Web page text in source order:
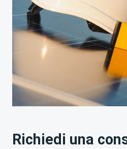
Richiedi una